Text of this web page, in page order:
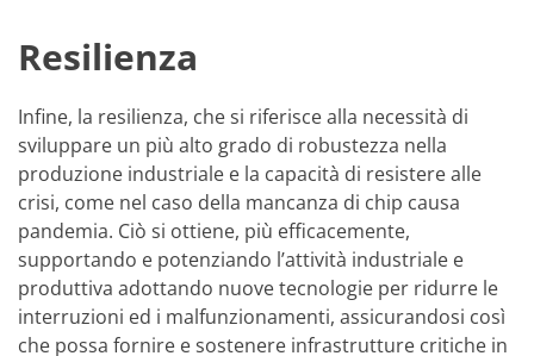
Resilienza
Infine, la resilienza, che si riferisce alla necessità di
sviluppare un più alto grado di robustezza nella
produzione industriale e la capacità di resistere alle
crisi, come nel caso della mancanza di chip causa
pandemia. Ciò si ottiene, più efficacemente,
supportando e potenziando l’attività industriale e
produttiva adottando nuove tecnologie per ridurre le
interruzioni ed i malfunzionamenti, assicurandosi così
che possa fornire e sostenere infrastrutture critiche in